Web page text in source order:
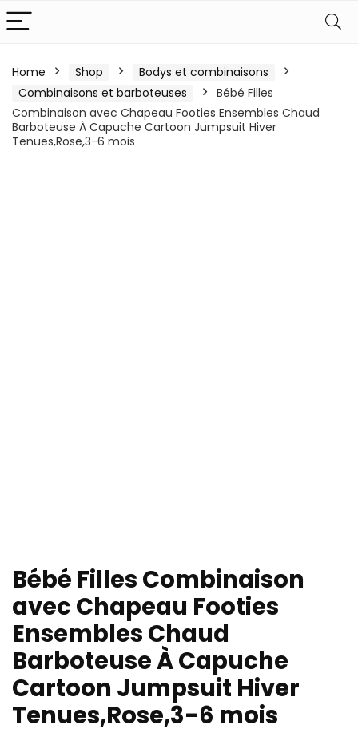
Home Shop
Bodys et combinaisons
Combinaisons et barboteuses
Bébé Filles
Combinaison avec Chapeau Footies Ensembles Chaud
Barboteuse À Capuche Cartoon Jumpsuit Hiver
Tenues,Rose,3-6 mois
Bébé Filles Combinaison
avec Chapeau Footies
Ensembles Chaud
Barboteuse À Capuche
Cartoon Jumpsuit Hiver
Tenues,Rose,3-6 mois